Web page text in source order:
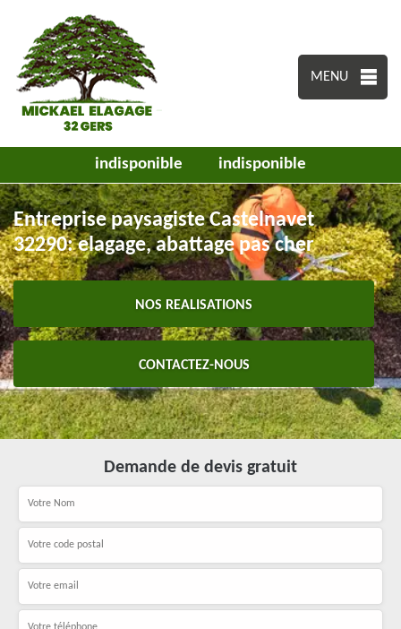
MENU
indisponible indisponible
Entreprise paysagiste Castelnavet
32290: elagage, abattage pas cher
NOS REALISATIONS
CONTACTEZ-NOUS
Demande de devis gratuit